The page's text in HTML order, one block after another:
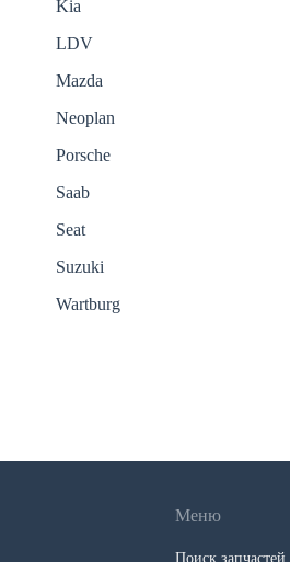
Kia
LDV
Mazda
Neoplan
Porsche
Saab
Seat
Suzuki
Wartburg
Меню
Поиск запчастей